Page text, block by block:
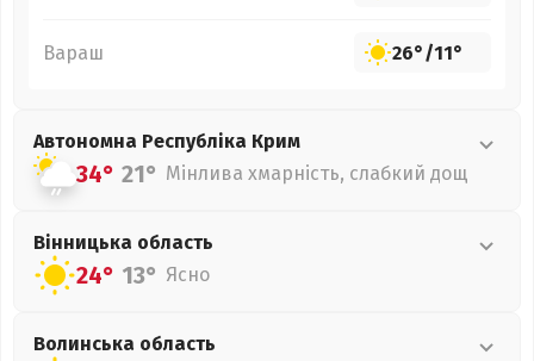
Вараш 26°/11°
Автономна Республіка Крим
34° 21° Мінлива хмарність, слабкий дощ
Вінницька область
24° 13° Ясно
Волинська область